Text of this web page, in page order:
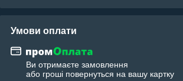
Умови оплати
Ви отримаєте замовлення
або гроші повернуться на вашу картку